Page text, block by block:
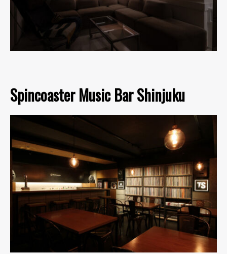
Spincoaster Music Bar Shinjuku